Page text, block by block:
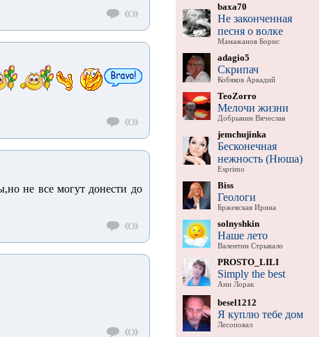
не все могут донести до
baxa70
Не законченная
песня о волке
Мамажанов Борис
adagio5
Скрипач
Кобяков Аркадий
TeoZorro
Мелочи жизни
Добрынин Вячеслав
jemchujinka
Бесконечная
нежность (Нюша)
Esprimo
Biss
Геологи
Бржевская Ирина
solnyshkin
Наше лето
Валентин Стрыкало
PROSTO_LILI
Simply the best
Ани Лорак
besel1212
Я куплю тебе дом
Лесоповал